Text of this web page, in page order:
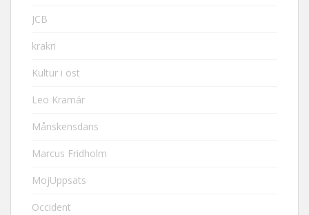
JCB
krakri
Kultur i öst
Leo Kramár
Månskensdans
Marcus Fridholm
MojUppsats
Occident